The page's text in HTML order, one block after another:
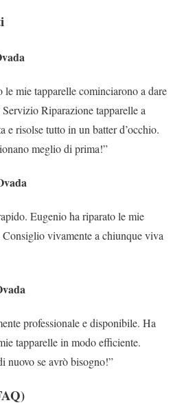
mie tapparelle cominciarono a dare
Riparazione tapparelle a
e risolse tutto in un batter d’occhio.
meglio di prima!”
Eugenio ha riparato le mie
vivamente a chiunque viva
professionale e disponibile. Ha
tapparelle in modo efficiente.
nuovo se avrò bisogno!”